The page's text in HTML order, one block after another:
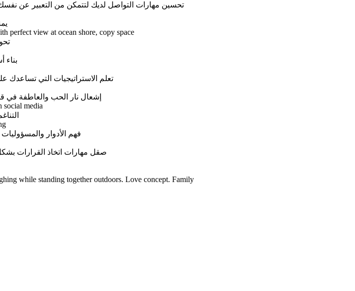
تحسين مهارات التواصل لديك لتتمكن من التعبير عن
بناء
تعلم الاستراتيجيات التي تساعدك
إشعال نار الحب والعاطفة في
فهم الأدوار
صقل مهارات اتخاذ القرارات